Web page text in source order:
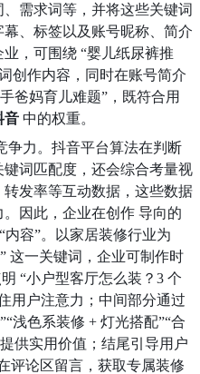
需求词等，并将这些关键词
、标签以及账号昵称、简介
，可围绕 “婴儿纸尿裤推
创作内容，同时在账号简介
爸妈育儿难题”，既符合用
音 中的权重。
争力。抖音平台算法在判断
词匹配度，还会综合考量视
发率等互动数据，这些数据
因此，企业在创作 导向的
内容”。以家居装修行业为
这一关键词，企业可制作时
“小户型客厅怎么装？3 个
用户注意力；中间部分通过
浅色系装修 + 灯光搭配”“合
供实用价值；结尾引导用户
评论区留言，获取专属装修